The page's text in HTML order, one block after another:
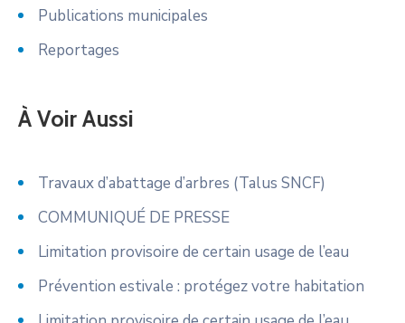
Publications municipales
Reportages
À Voir Aussi
Travaux d’abattage d’arbres (Talus SNCF)
COMMUNIQUÉ DE PRESSE
Limitation provisoire de certain usage de l’eau
Prévention estivale : protégez votre habitation